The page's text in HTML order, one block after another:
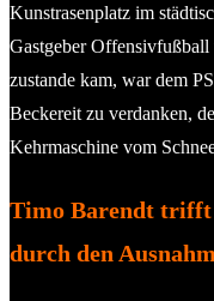
Kunstrasenplatz im
Gastgeber Offensivfußball
zustande kam, war dem
Beckereit zu verdanken,
Kehrmaschine vom
Timo Barendt trifft
durch den